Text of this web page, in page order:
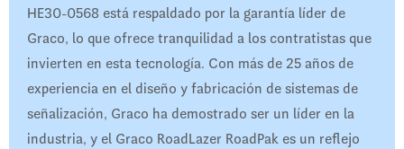
HE30-0568 está respaldado por la garantía líder de
Graco, lo que ofrece tranquilidad a los contratistas que
invierten en esta tecnología. Con más de 25 años de
experiencia en el diseño y fabricación de sistemas de
señalización, Graco ha demostrado ser un líder en la
industria, y el Graco RoadLazer RoadPak es un reflejo